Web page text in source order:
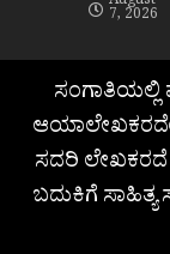
7, 2026
ಸಂಗಾತಿಯಲ್ಲಿ
ಸದರಿ ಲೇಖಕರದೆ
ಬದುಕಿಗೆ